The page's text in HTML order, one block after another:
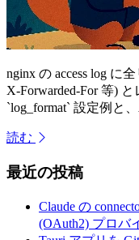
nginx の access log に
X-Forwarded-For 等)
`log_format` 設定例と
読む
最近の投稿
Claude の
(OAuth2) プロバ